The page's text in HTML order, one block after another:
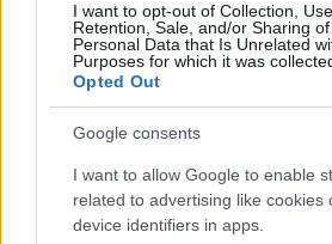
I want to opt-out of Collection, Use,
Retention, Sale, and/or Sharing
Personal Data that Is Unrelated
Purposes for which it was
Opted Out
Google consents
I want to allow Google to enable
related to advertising like cookies
device identifiers in apps.
-Könnyű a nyugati
franciául, angolul, olaszul,
Franciaországban, hol
Németországban töltenek esetleg
magamról tudom, milyen jó is
Boyerval közös nyelvet találni,
útján a tolmácsok egyéniségét
idegen, s az ember, ha
közhelyeket mond… - Bizony,